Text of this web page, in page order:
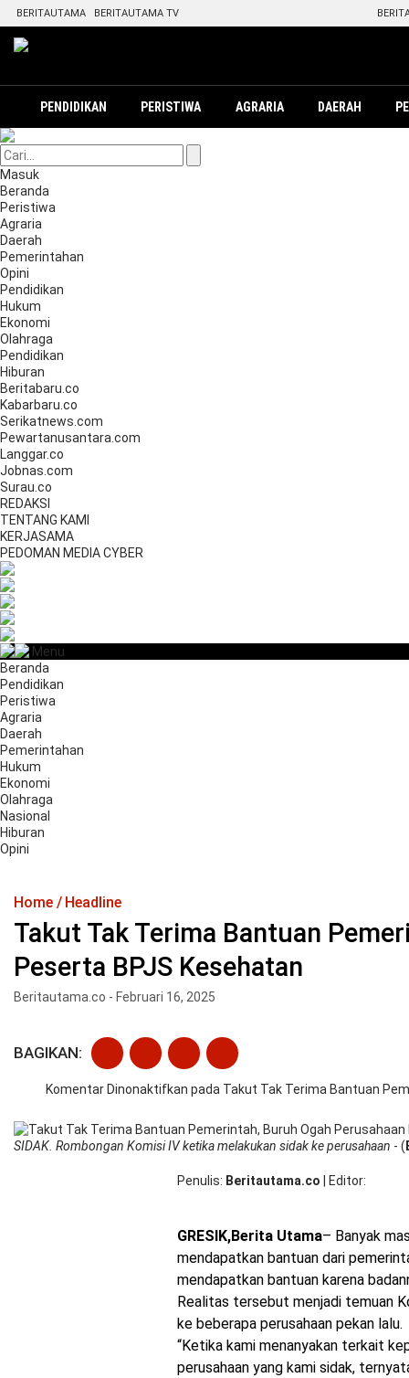
BERITAUTAMA BERITAUTAMA TV
PENDIDIKAN PERISTIWA AGRARIA DAERAH
Masuk
Beranda
Peristiwa
Agraria
Daerah
Pemerintahan
Opini
Pendidikan
Hukum
Ekonomi
Olahraga
Pendidikan
Hiburan
Beritabaru.co
Kabarbaru.co
Serikatnews.com
Pewartanusantara.com
Langgar.co
Jobnas.com
Surau.co
REDAKSI
TENTANG KAMI
KERJASAMA
PEDOMAN MEDIA CYBER
Menu
Beranda
Pendidikan
Peristiwa
Agraria
Daerah
Pemerintahan
Hukum
Ekonomi
Olahraga
Nasional
Hiburan
Opini
Home Headline
Takut Tak Terima Bantuan
Peserta BPJS Kesehatan
Beritautama.co - Februari 16, 2025
BAGIKAN:
Komentar Dinonaktifkan pada Takut Tak Terima Bantuan
SIDAK. Rombongan Komisi IV ketika melakukan sidak ke perusahaan - (
Penulis Beritautama.co Editor
GRESIK,Berita Utama– Banyak
mendapatkan bantuan dari
mendapatkan bantuan karena
Realitas tersebut menjadi temuan
ke beberapa perusahaan pekan lalu.
“Ketika kami menanyakan terkait
perusahaan yang kami sidak,